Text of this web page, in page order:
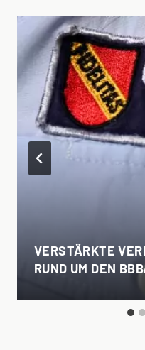
VERSTÄRKTE
RUND UM DEN